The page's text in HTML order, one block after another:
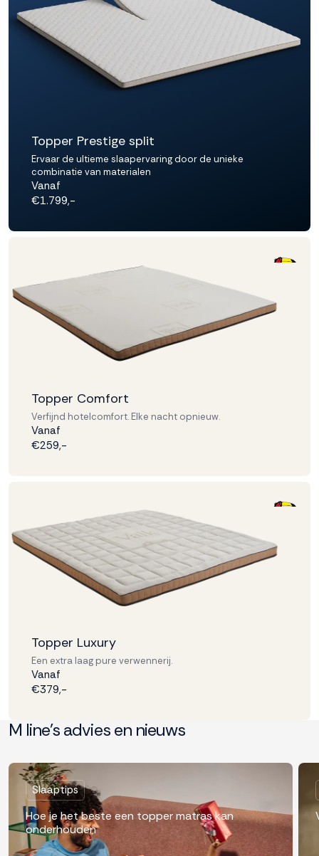
Topper Prestige split
Ervaar de ultieme slaapervaring door de unieke
combinatie van materialen
Vanaf
€1.799,-
Topper Comfort
Verfijnd hotelcomfort. Elke nacht opnieuw.
Vanaf
€259,-
Topper Luxury
Een extra laag pure verwennerij.
Vanaf
€379,-
M line's advies en nieuws
Slaaptips
Hoe je het beste een topper matras kan
onderhouden